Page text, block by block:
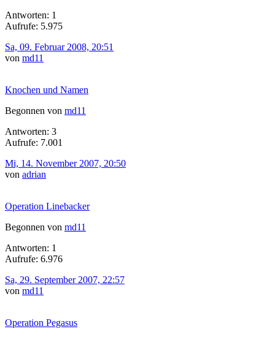
Antworten: 1
Aufrufe: 5.975
Sa, 09. Februar 2008, 20:51
von md11
Knochen und Namen
Begonnen von md11
Antworten: 3
Aufrufe: 7.001
Mi, 14. November 2007, 20:50
von adrian
Operation Linebacker
Begonnen von md11
Antworten: 1
Aufrufe: 6.976
Sa, 29. September 2007, 22:57
von md11
Operation Pegasus